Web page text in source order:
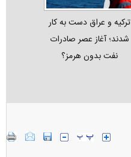
ترکیه و عراق دست به کار
شدند؛ آغاز عصر صادرات
نفت بدون هرمز؟